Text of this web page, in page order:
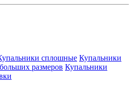
сплошные Купальники
размеров Купальники